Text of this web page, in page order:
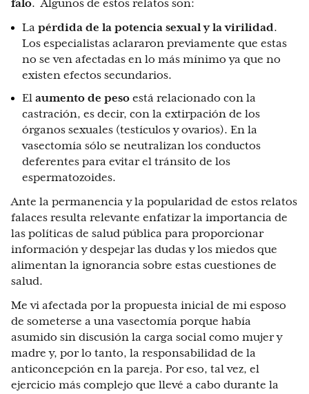
falo. Algunos de estos relatos son:
La pérdida de la potencia sexual y la virilidad.
Los especialistas aclararon previamente que estas
no se ven afectadas en lo más mínimo ya que no
existen efectos secundarios.
El aumento de peso está relacionado con la
castración, es decir, con la extirpación de los
órganos sexuales (testículos y ovarios). En la
vasectomía sólo se neutralizan los conductos
deferentes para evitar el tránsito de los
espermatozoides.
Ante la permanencia y la popularidad de estos relatos
falaces resulta relevante enfatizar la importancia de
las políticas de salud pública para proporcionar
información y despejar las dudas y los miedos que
alimentan la ignorancia sobre estas cuestiones de
salud.
Me vi afectada por la propuesta inicial de mi esposo
de someterse a una vasectomía porque había
asumido sin discusión la carga social como mujer y
madre y, por lo tanto, la responsabilidad de la
anticoncepción en la pareja. Por eso, tal vez, el
ejercicio más complejo que llevé a cabo durante la